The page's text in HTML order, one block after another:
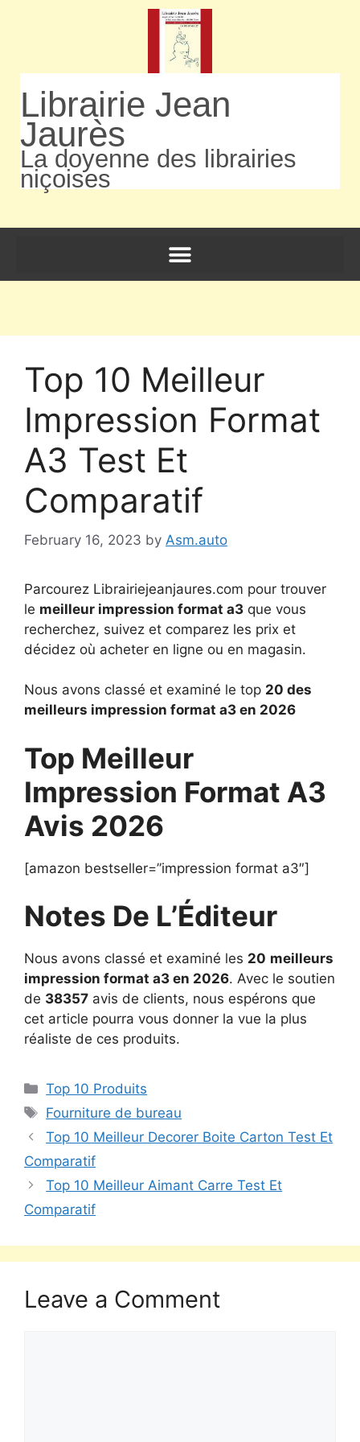
Librairie Jean
Jaurès
La doyenne des librairies
niçoises
Top 10 Meilleur
Impression Format
A3 Test Et
Comparatif
February 16, 2023 by Asm.auto
Parcourez Librairiejeanjaures.com pour trouver
le meilleur impression format a3 que vous
recherchez, suivez et comparez les prix et
décidez où acheter en ligne ou en magasin.
Nous avons classé et examiné le top 20 des
meilleurs impression format a3 en 2026
Top Meilleur
Impression Format A3
Avis 2026
[amazon bestseller=”impression format a3″]
Notes De L’Éditeur
Nous avons classé et examiné les 20 meilleurs
impression format a3 en 2026. Avec le soutien
de 38357 avis de clients, nous espérons que
cet article pourra vous donner la vue la plus
réaliste de ces produits.
Top 10 Produits
Fourniture de bureau
Top 10 Meilleur Decorer Boite Carton Test Et
Comparatif
Top 10 Meilleur Aimant Carre Test Et
Comparatif
Leave a Comment